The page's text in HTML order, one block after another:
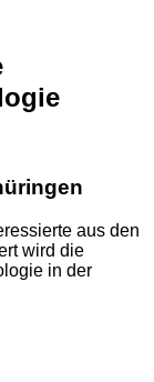
aus den
wird die
in der